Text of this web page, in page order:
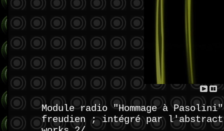
Module radio "Hommage à
freudien ; intégré par